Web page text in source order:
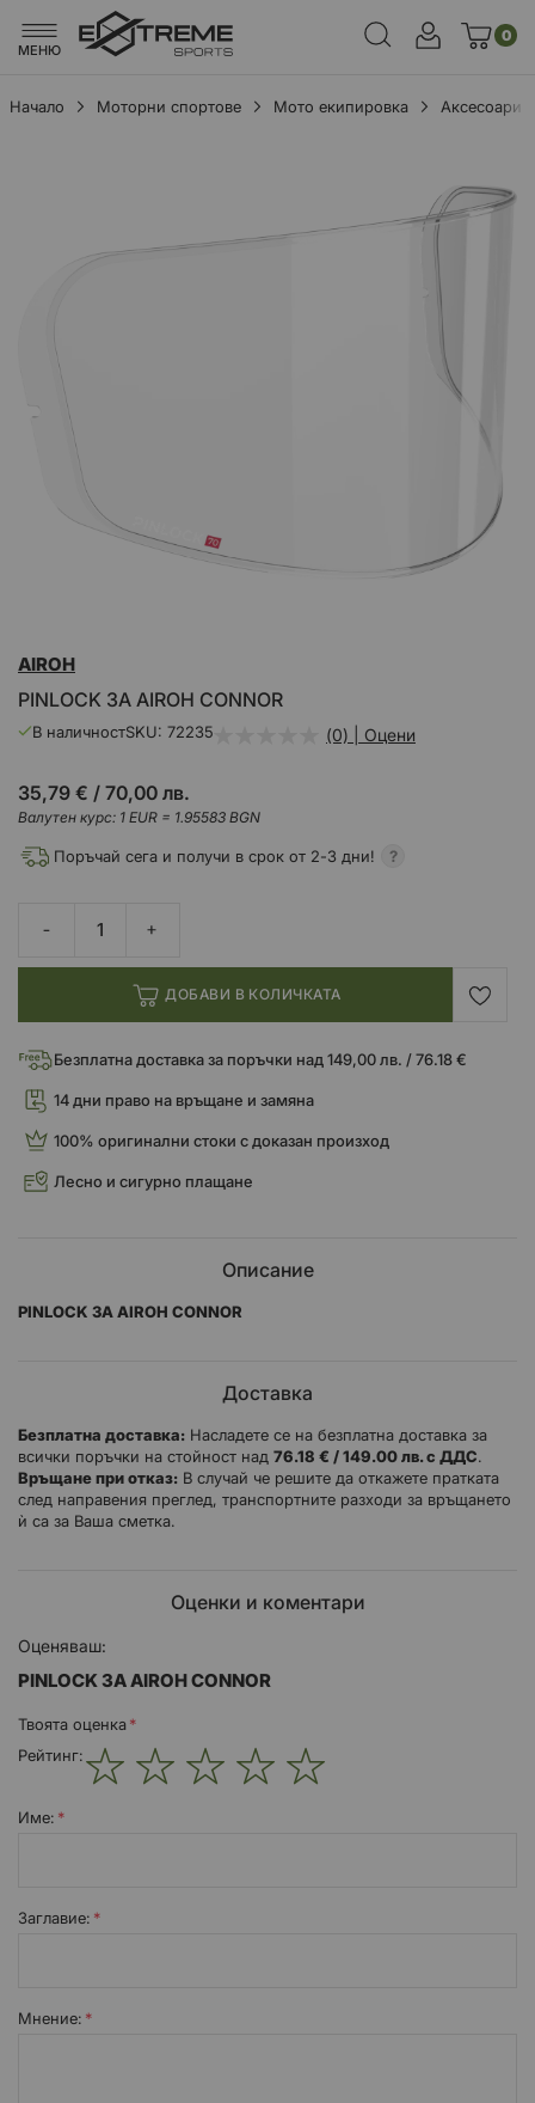
МЕНЮ
0
Начало Моторни спортове Мото екипировка
Аксесоари
към
на
галерия
PINLOCK ЗА AIROH CONNOR
AIROH
В наличностSKU 72235 (0) | Оцени
35,79 € / 70,00 лв.
Валутен курс: 1 EUR = 1.95583 BGN
Поръчай сега и получи в срок от 2-3 дни!
ДОБАВИ В КОЛИЧКАТА
Безплатна доставка за поръчки над 149,00 лв. / 76.18 €
14 дни право на връщане и замяна
100% оригинални стоки с доказан произход
Лесно и сигурно плащане
Описание
PINLOCK ЗА AIROH CONNOR
Доставка
Безплатна доставка: Насладете се на безплатна доставка за
всички поръчки на стойност над 76.18 € / 149.00 лв. с ДДС.
Връщане при отказ: В случай че решите да откажете пратката
след направения преглед, транспортните разходи за връщането
ѝ са за Ваша сметка.
Оценки и коментари
Оценяваш:
PINLOCK ЗА AIROH CONNOR
Твоята оценка
Рейтинг:
Име:
Заглавиe:
Мнение: